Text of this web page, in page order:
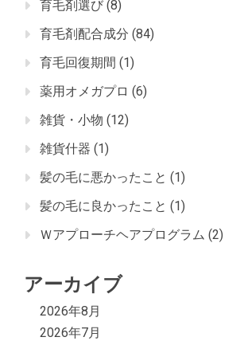
育毛剤選び (8)
育毛剤配合成分 (84)
育毛回復期間 (1)
薬用オメガプロ (6)
雑貨・小物 (12)
雑貨什器 (1)
髪の毛に悪かったこと (1)
髪の毛に良かったこと (1)
Ｗアプローチヘアプログラム (2)
アーカイブ
2026年8月
2026年7月